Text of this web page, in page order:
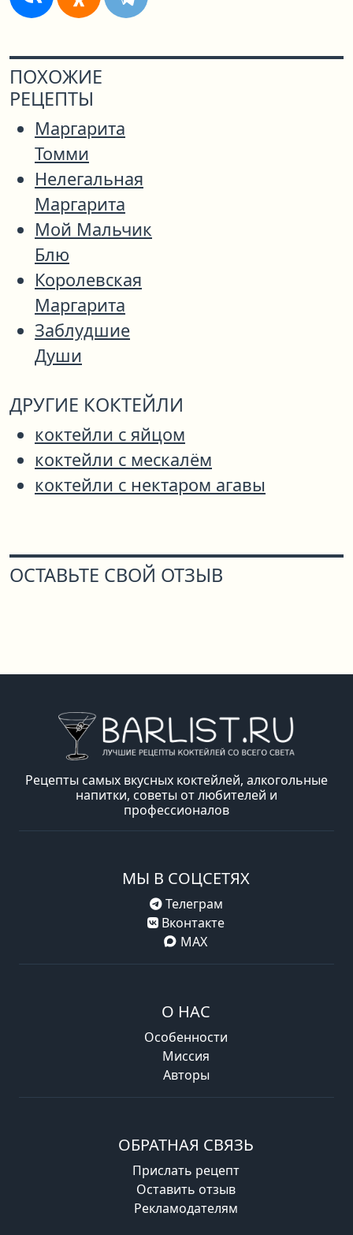
ПОХОЖИЕ
РЕЦЕПТЫ
Маргарита
Томми
Нелегальная
Маргарита
Мой Мальчик
Блю
Королевская
Маргарита
Заблудшие
Души
ДРУГИЕ КОКТЕЙЛИ
коктейли с яйцом
коктейли с мескалём
коктейли с нектаром агавы
ОСТАВЬТЕ СВОЙ ОТЗЫВ
Рецепты самых вкусных коктейлей, алкогольные
напитки, советы от любителей и
профессионалов
МЫ В СОЦСЕТЯХ
Телеграм
Вконтакте
MAX
О НАС
Особенности
Миссия
Авторы
ОБРАТНАЯ СВЯЗЬ
Прислать рецепт
Оставить отзыв
Рекламодателям